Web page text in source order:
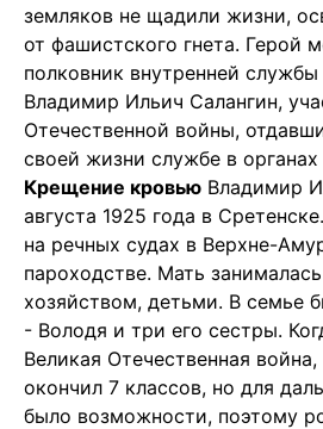
земляков не щадили жизни,
от фашистского гнета. Герой
полковник внутренней службы
Владимир Ильич Салангин,
Отечественной войны,
своей жизни службе в органах
Крещение кровью Владимир
августа 1925 года в
на речных судах в Верхне-
пароходстве. Мать
хозяйством, детьми. В семье
- Володя и три его сестры.
Великая Отечественная
окончил 7 классов, но для
было возможности, поэтому